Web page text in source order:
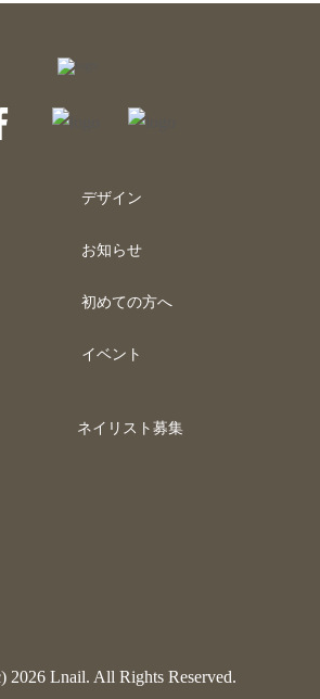
デザイン
お知らせ
初めての方へ
イベント
ネイリスト募集
2026 Lnail. All Rights Reserved.